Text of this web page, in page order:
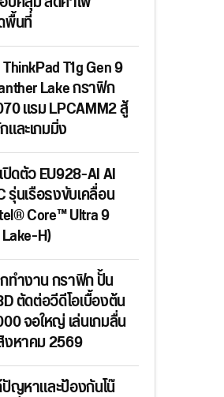
พื้นที่
T1g Gen 9
Lake กราฟิก
แรม LPCAMM2 สู้
ละเกมมิ่ง
ปิดตัว EU928-AI AI
รุ่นเรือธงขับเคลื่อน
Core™ Ultra 9
H)
ทำงาน กราฟิก ปั้น
ตัดต่อวีดีโอเบื้องต้น
จอใหญ่ เล่นเกมลื่น
งหาคม 2569
ญหาและป้องกันโน๊